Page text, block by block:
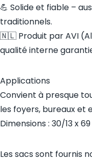
💪 Solide et fiable –
traditionnels.
🇳🇱 Produit par AVI
qualité interne
Applications
Convient à presque
les foyers, bureaux et
Dimensions : 30/13 x
Les sacs sont fournis